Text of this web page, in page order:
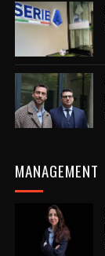
MANAGEMENT